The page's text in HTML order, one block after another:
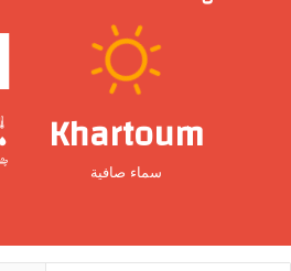
Khartoum
سماء صافية